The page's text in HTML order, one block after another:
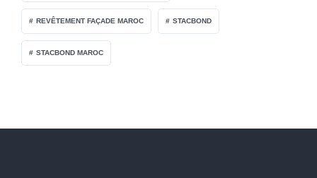
REVÊTEMENT FAÇADE MAROC STACBOND
STACBOND MAROC